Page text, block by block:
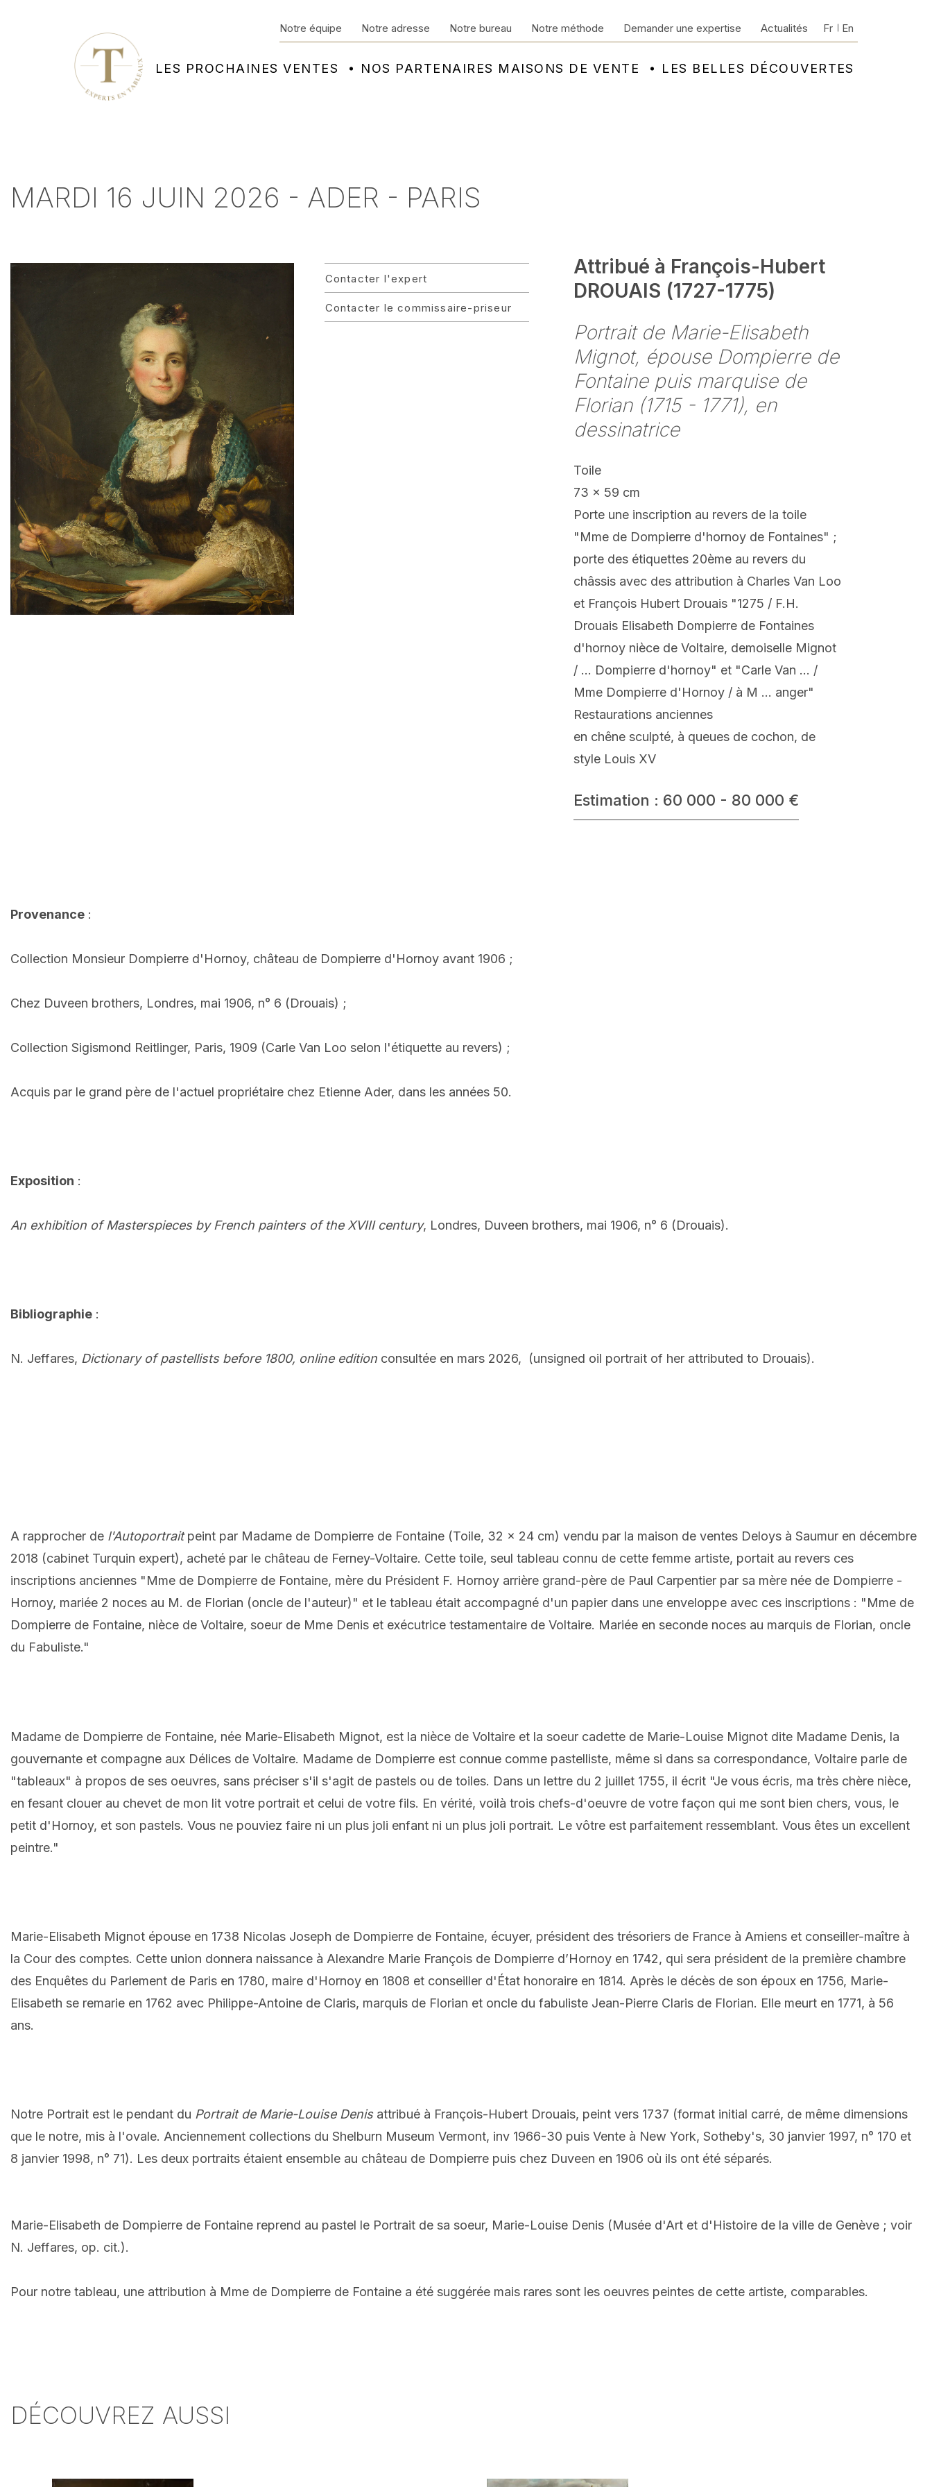
LES PROCHAINES VENTES NOS PARTENAIRES MAISONS DE VENTE LES BELLES DÉCOUVERTES
Notre équipe Notre adresse Notre bureau Notre méthode Demander une expertise Actualités Fr En
MARDI 16 JUIN 2026 - ADER - PARIS
Contacter l'expert
Contacter le commissaire-priseur
Attribué à François-Hubert
DROUAIS (1727-1775)
Portrait de Marie-Elisabeth
Mignot, épouse Dompierre de
Fontaine puis marquise de
Florian (1715 - 1771), en
dessinatrice
Toile
73 x 59 cm
Porte une inscription au revers de la toile
"Mme de Dompierre d'hornoy de Fontaines" ;
porte des étiquettes 20ème au revers du
châssis avec des attribution à Charles Van Loo
et François Hubert Drouais "1275 / F.H.
Drouais Elisabeth Dompierre de Fontaines
d'hornoy nièce de Voltaire, demoiselle Mignot
/ ... Dompierre d'hornoy" et "Carle Van ... /
Mme Dompierre d'Hornoy / à M ... anger"
Restaurations anciennes
en chêne sculpté, à queues de cochon, de
style Louis XV
Estimation : 60 000 - 80 000 €
Provenance :
Collection Monsieur Dompierre d'Hornoy, château de Dompierre d'Hornoy avant 1906 ;
Chez Duveen brothers, Londres, mai 1906, n° 6 (Drouais) ;
Collection Sigismond Reitlinger, Paris, 1909 (Carle Van Loo selon l'étiquette au revers) ;
Acquis par le grand père de l'actuel propriétaire chez Etienne Ader, dans les années 50.
Exposition :
An exhibition of Masterspieces by French painters of the XVIII century, Londres, Duveen brothers, mai 1906, n° 6 (Drouais).
Bibliographie :
N. Jeffares, Dictionary of pastellists before 1800, online edition consultée en mars 2026, (unsigned oil portrait of her attributed to Drouais).
A rapprocher de l'Autoportraitpeint par Madame de Dompierre de Fontaine (Toile, 32 x 24 cm) vendu par la maison de ventes Deloys à Saumur en décembre
2018 (cabinet Turquin expert), acheté par le château de Ferney-Voltaire. Cette toile, seul tableau connu de cette femme artiste, portait au revers ces
inscriptions anciennes "Mme de Dompierre de Fontaine, mère du Président F. Hornoy arrière grand-père de Paul Carpentier par sa mère née de Dompierre -
Hornoy, mariée 2 noces au M. de Florian (oncle de l'auteur)" et le tableau était accompagné d'un papier dans une enveloppe avec ces inscriptions : "Mme de
Dompierre de Fontaine, nièce de Voltaire, soeur de Mme Denis et exécutrice testamentaire de Voltaire. Mariée en seconde noces au marquis de Florian, oncle
du Fabuliste."
Madame de Dompierre de Fontaine, née Marie-Elisabeth Mignot, est la nièce de Voltaire et la soeur cadette de Marie-Louise Mignot dite Madame Denis, la
gouvernante et compagne aux Délices de Voltaire. Madame de Dompierre est connue comme pastelliste, même si dans sa correspondance, Voltaire parle de
"tableaux" à propos de ses oeuvres, sans préciser s'il s'agit de pastels ou de toiles. Dans un lettre du 2 juillet 1755, il écrit "Je vous écris, ma très chère nièce,
en fesant clouer au chevet de mon lit votre portrait et celui de votre fils. En vérité, voilà trois chefs-d'oeuvre de votre façon qui me sont bien chers, vous, le
petit d'Hornoy, et son pastels. Vous ne pouviez faire ni un plus joli enfant ni un plus joli portrait. Le vôtre est parfaitement ressemblant. Vous êtes un excellent
peintre."
Marie-Elisabeth Mignot épouse en 1738 Nicolas Joseph de Dompierre de Fontaine, écuyer, président des trésoriers de France à Amiens et conseiller-maître à
la Cour des comptes. Cette union donnera naissance à Alexandre Marie François de Dompierre d’Hornoy en 1742, qui sera président de la première chambre
des Enquêtes du Parlement de Paris en 1780, maire d'Hornoy en 1808 et conseiller d'État honoraire en 1814. Après le décès de son époux en 1756, Marie-
Elisabeth se remarie en 1762 avec Philippe-Antoine de Claris, marquis de Florian et oncle du fabuliste Jean-Pierre Claris de Florian. Elle meurt en 1771, à 56
ans.
Notre Portrait est le pendant du Portrait de Marie-Louise Denisattribué à François-Hubert Drouais, peint vers 1737 (format initial carré, de même dimensions
que le notre, mis à l'ovale. Anciennement collections du Shelburn Museum Vermont, inv 1966-30 puis Vente à New York, Sotheby's, 30 janvier 1997, n° 170 et
8 janvier 1998, n° 71). Les deux portraits étaient ensemble au château de Dompierre puis chez Duveen en 1906 où ils ont été séparés.
Marie-Elisabeth de Dompierre de Fontaine reprend au pastel le Portrait de sa soeur, Marie-Louise Denis (Musée d'Art et d'Histoire de la ville de Genève ; voir
N. Jeffares, op. cit.).
Pour notre tableau, une attribution à Mme de Dompierre de Fontaine a été suggérée mais rares sont les oeuvres peintes de cette artiste, comparables.
DÉCOUVREZ AUSSI